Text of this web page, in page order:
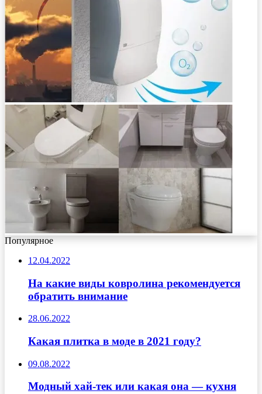
Популярное
12.04.2022
На какие виды ковролина рекомендуется
обратить внимание
28.06.2022
Какая плитка в моде в 2021 году?
09.08.2022
Модный хай-тек или какая она — кухня